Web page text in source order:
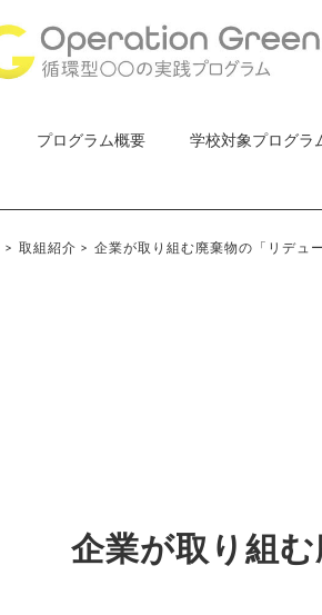
プログラム概要 学校対象プログラ
> 取組紹介 > 企業が取り組む廃棄物の「リデ
企業が取り組